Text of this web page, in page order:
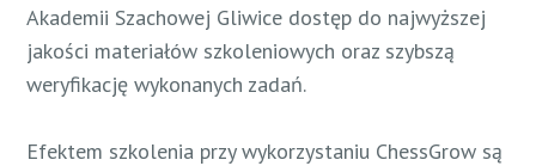
Akademii Szachowej Gliwice dostęp do najwyższej
jakości materiałów szkoleniowych oraz szybszą
weryfikację wykonanych zadań.
Efektem szkolenia przy wykorzystaniu ChessGrow są